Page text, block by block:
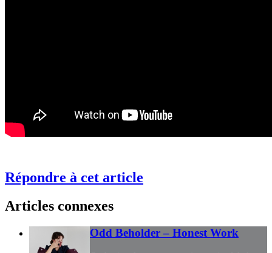
Répondre à cet article
Articles connexes
Odd Beholder – Honest Work